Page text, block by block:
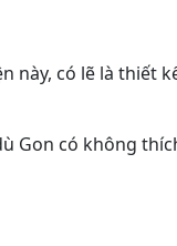
này, có lẽ là
Gon có không